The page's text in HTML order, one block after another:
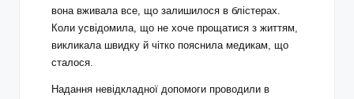
вона вживала все, що залишилося в блістерах.
Коли усвідомила, що не хоче прощатися з життям,
викликала швидку й чітко пояснила медикам, що
сталося.
Надання невідкладної допомоги проводили в